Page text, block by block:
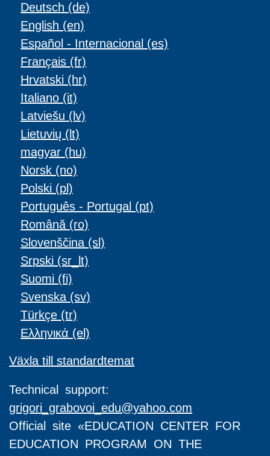
Deutsch ‎(de)‎
English ‎(en)‎
Español - Internacional ‎(es)‎
Français ‎(fr)‎
Hrvatski ‎(hr)‎
Italiano ‎(it)‎
Latviešu ‎(lv)‎
Lietuvių ‎(lt)‎
magyar ‎(hu)‎
Norsk ‎(no)‎
Polski ‎(pl)‎
Português - Portugal ‎(pt)‎
Română ‎(ro)‎
Slovenščina ‎(sl)‎
Srpski ‎(sr_lt)‎
Suomi ‎(fi)‎
Svenska ‎(sv)‎
Türkçe ‎(tr)‎
Ελληνικά ‎(el)‎
Växla till standardtemat
Technical support:
grigori_grabovoi_edu@yahoo.com
Official site «EDUCATION CENTER FOR
EDUCATION PROGRAM ON THE